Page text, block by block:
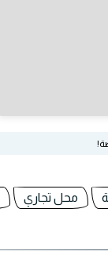
محل تجاري